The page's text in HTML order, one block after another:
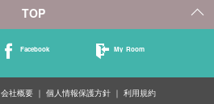
TOP
Facebook My Room
会社概要 個人情報保護方針 利用規約